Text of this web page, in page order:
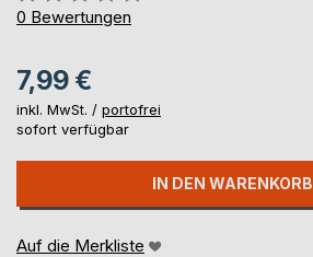
0%
0 Bewertungen
7,99 €
inkl. MwSt. / portofrei
sofort verfügbar
IN DEN WARENKORB
Auf die Merkliste